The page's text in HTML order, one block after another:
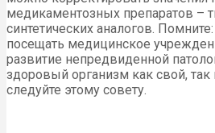
медикаментозных препаратов –
синтетических аналогов.
посещать медицинское
развитие непредвиденной
здоровый организм как свой, так
следуйте этому совету.